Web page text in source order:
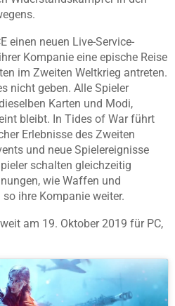
einen neuen Live-Service-
Kompanie eine epische Reise
im Zweiten Weltkrieg antreten.
nicht geben. Alle Spieler
Karten und Modi,
bleibt. In Tides of War führt
Erlebnisse des Zweiten
und neue Spielereignisse
schalten gleichzeitig
wie Waffen und
ihre Kompanie weiter.
am 19. Oktober 2019 für PC,